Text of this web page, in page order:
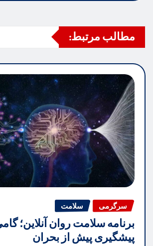
مطالب مرتبط:
سرگرمی سلامت
برنامه سلامت روان آنلاین؛
پیشگیری پیش از بحران